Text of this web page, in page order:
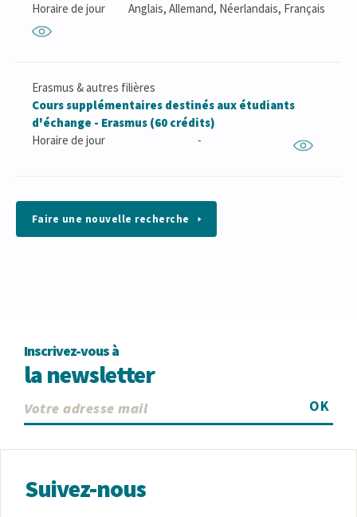
Horaire de jour
Anglais, Allemand, Néerlandais, Français
Erasmus & autres filières
Cours supplémentaires destinés aux étudiants
d'échange - Erasmus (60 crédits)
Horaire de jour
-
Faire une nouvelle recherche
Inscrivez-vous à
la newsletter
OK
Suivez-nous